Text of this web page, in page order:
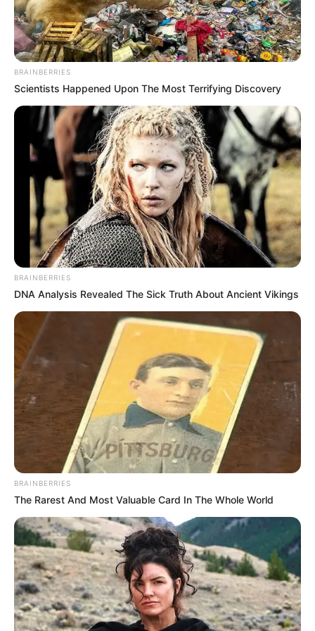
Ibnu Wardani
BRAINBERRIES
Scientists Happened Upon The Most Terrifying Discovery
BRAINBERRIES
DNA Analysis Revealed The Sick Truth About Ancient Vikings
BRAINBERRIES
The Rarest And Most Valuable Card In The Whole World